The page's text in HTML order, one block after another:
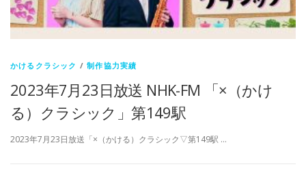
かけるクラシック /制作協力実績
2023年7月23日放送 NHK-FM 「×（かけ
る）クラシック」第149駅
2023年7月23日放送「×（かける）クラシック▽第149駅 …